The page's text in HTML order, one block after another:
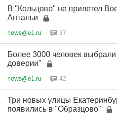
В "Кольцово" не прилетел
Антальи
news@e1.ru 37
Более 3000 человек
доверии"
news@e1.ru 42
Три новых улицы
появились в "Образцово"